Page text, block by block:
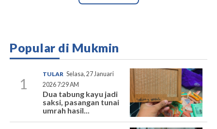
Popular di Mukmin
1
TULAR Selasa, 27 Januari
2026 7:29 AM
Dua tabung kayu jadi
saksi, pasangan tunai
umrah hasil...